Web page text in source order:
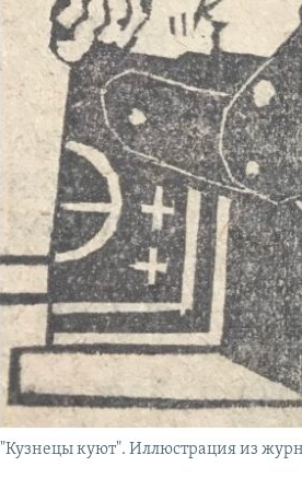
"Кузнецы куют". Иллюстрация из